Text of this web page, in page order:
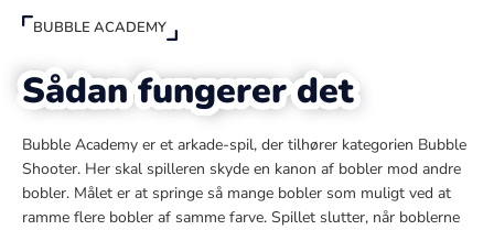
BUBBLE ACADEMY
Sådan fungerer det
Bubble Academy er et arkade-spil, der tilhører kategorien Bubble
Shooter. Her skal spilleren skyde en kanon af bobler mod andre
bobler. Målet er at springe så mange bobler som muligt ved at
ramme flere bobler af samme farve. Spillet slutter, når boblerne